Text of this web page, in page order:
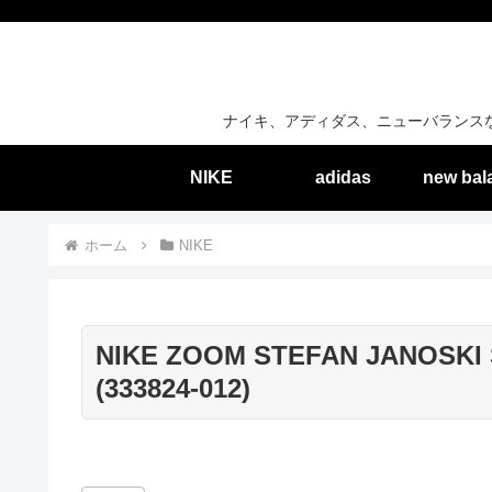
ナイキ、アディダス、ニューバラン
NIKE adidas new
ホーム NIKE
NIKE ZOOM STEFAN
(333824-012)